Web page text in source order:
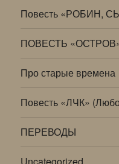
Повесть «РОБИН,
ПОВЕСТЬ
Про старые времена
Повесть «ЛЧК»
ПЕРЕВОДЫ